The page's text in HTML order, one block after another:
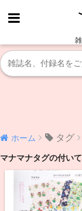
ホーム タグ
マナマナタグの付い